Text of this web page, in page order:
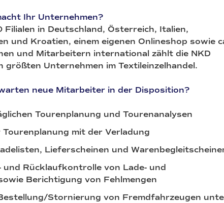
Ihr Unternehmen?
in Deutschland, Österreich, Italien,
und Kroatien, einem eigenen Onlineshop sowie
und Mitarbeitern international zählt die NKD
größten Unternehmen im Textileinzelhandel.
neue Mitarbeiter in der Disposition?
Tourenplanung und Tourenanalysen
mit der Verladung
Lieferscheinen und
Rücklaufkontrolle von Lade- und
Berichtigung von Fehlmengen
Stornierung von Fremdfahrzeugen